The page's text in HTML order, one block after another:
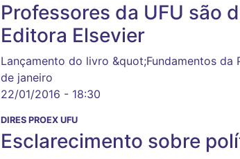
Professores da UFU são
Editora Elsevier
Lançamento do livro &quot;Fundamentos
de janeiro
22/01/2016 - 18:30
DIRES PROEX UFU
Esclarecimento sobre